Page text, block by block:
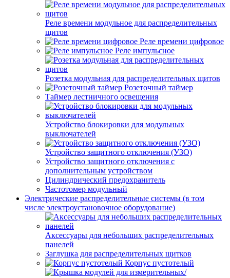
Реле времени модульное для распределительных
щитов
Реле времени цифровое
Реле импульсное
Розетка модульная для распределительных щитов
Розеточный таймер
Таймер лестничного освещения
Устройство блокировки для модульных
выключателей
Устройство защитного отключения (УЗО)
Устройство защитного отключения с
дополнительным устройством
Цилиндрический предохранитель
Частотомер модульный
Электрические распределительные системы (в том
числе электроустановочное оборудование)
Аксессуары для небольших распределительных
панелей
Заглушка для распределительных щитков
Корпус пустотелый